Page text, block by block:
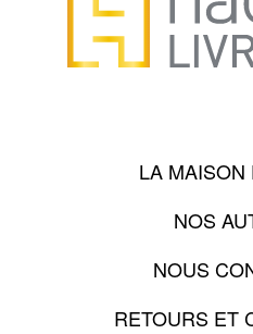
LA MAISON
NOS
NOUS
RETOURS ET